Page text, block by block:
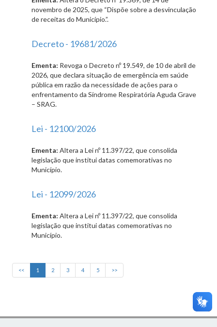
novembro de 2025, que “Dispõe sobre a desvinculação
de receitas do Município.”.
Decreto - 19681/2026
Ementa: Revoga o Decreto nº 19.549, de 10 de abril de
2026, que declara situação de emergência em saúde
pública em razão da necessidade de ações para o
enfrentamento da Síndrome Respiratória Aguda Grave
– SRAG.
Lei - 12100/2026
Ementa: Altera a Lei nº 11.397/22, que consolida
legislação que institui datas comemorativas no
Município.
Lei - 12099/2026
Ementa: Altera a Lei nº 11.397/22, que consolida
legislação que institui datas comemorativas no
Município.
<< 1 2 3 4 5 >>